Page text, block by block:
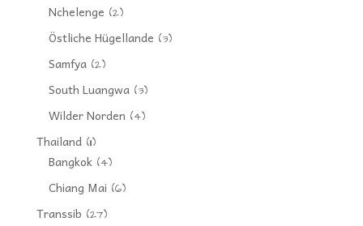
Nchelenge (2)
Östliche Hügellande (3)
Samfya(2)
South Luangwa(3)
Wilder Norden (4)
Thailand(11)
Bangkok(4)
Chiang Mai (6)
Transsib (27)